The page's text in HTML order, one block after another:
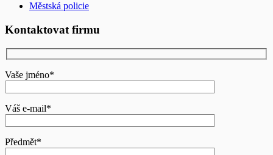
Městská policie
Kontaktovat firmu
Vaše jméno*
Váš e-mail*
Předmět*